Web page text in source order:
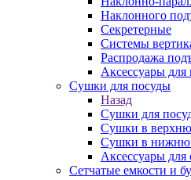
Наклонного
Секретерные
Системы
Распродажа
Аксессуары
Сушки для посуды
Назад
Сушки для
Сушки в
Сушки в
Аксессуары для
Сетчатые емкости и